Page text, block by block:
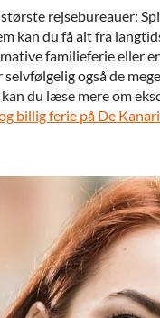
rejsebureauer:
kan du få alt fra
familieferie eller
selvfølgelig også de
du læse mere om
billig ferie på De